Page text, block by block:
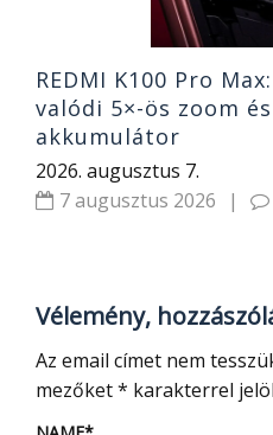
REDMI K100 Pro
valódi 5×-ös zoom
akkumulátor
2026. augusztus 7.
7 augusztus 2026
|
Vélemény,
Az email címet nem
mezőket* karakterrel